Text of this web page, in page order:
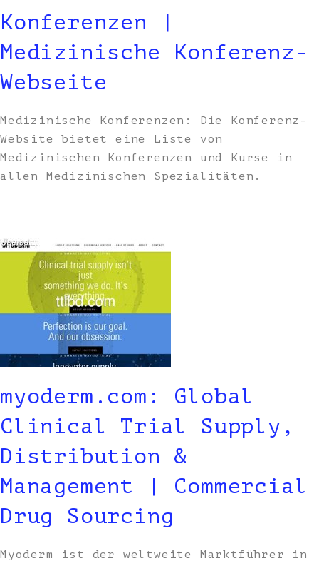
Konferenzen |
Medizinische Konferenz-
Webseite
Medizinische Konferenzen: Die Konferenz-
Website bietet eine Liste von
Medizinischen Konferenzen und Kurse in
allen Medizinischen Spezialitäten.
myoderm.com: Global
Clinical Trial Supply,
Distribution &
Management | Commercial
Drug Sourcing
Myoderm ist der weltweite Marktführer in